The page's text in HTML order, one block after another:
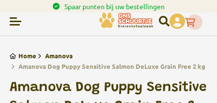
Spaar punten bij uw bestellingen
Home
Amanova
Amanova Dog Puppy Sensitive Salmon DeLuxe Grain Free 2 kg
Amanova Dog Puppy Sensitive